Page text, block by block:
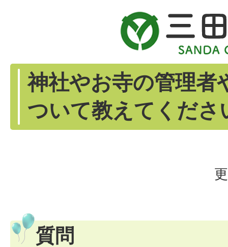
神社やお寺の管理者
ついて教えてくださ
質問